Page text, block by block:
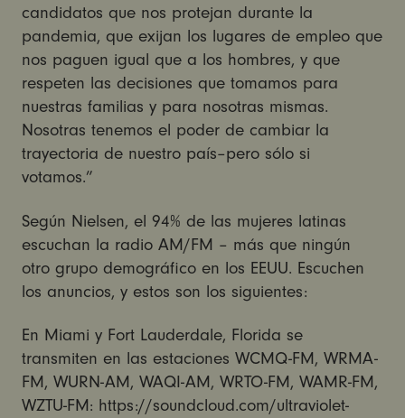
candidatos que nos protejan durante la
pandemia, que exijan los lugares de empleo que
nos paguen igual que a los hombres, y que
respeten las decisiones que tomamos para
nuestras familias y para nosotras mismas.
Nosotras tenemos el poder de cambiar la
trayectoria de nuestro país–pero sólo si
votamos.”
Según Nielsen, el 94% de las mujeres latinas
escuchan la radio AM/FM – más que ningún
otro grupo demográfico en los EEUU. Escuchen
los anuncios, y estos son los siguientes:
En Miami y Fort Lauderdale, Florida se
transmiten en las estaciones WCMQ-FM, WRMA-
FM, WURN-AM, WAQI-AM, WRTO-FM, WAMR-FM,
WZTU-FM: https://soundcloud.com/ultraviolet-